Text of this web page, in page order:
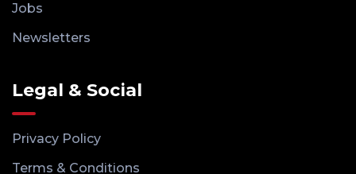
Jobs
Newsletters
Legal & Social
Privacy Policy
Terms & Conditions